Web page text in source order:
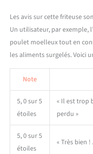
Les avis sur cette friteuse
Un utilisateur, par exemple,
poulet moelleux tout en
les aliments surgelés. Voici
Note
5, 0 sur 5
étoiles
« Il est trop
perdu »
5, 0 sur 5
étoiles
« Très bien !